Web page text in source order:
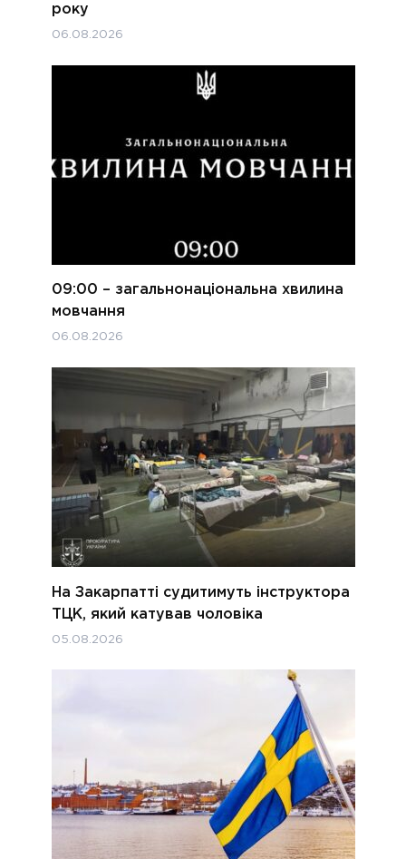
року
06.08.2026
09:00 – загальнонаціональна хвилина
мовчання
06.08.2026
На Закарпатті судитимуть інструктора
ТЦК, який катував чоловіка
05.08.2026